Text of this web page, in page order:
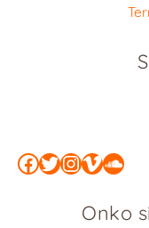
Facebook
Twitter
Instagram
Vimeo
Onko